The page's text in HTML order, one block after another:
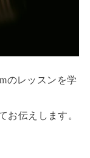
のレッスンを学
お伝えします。